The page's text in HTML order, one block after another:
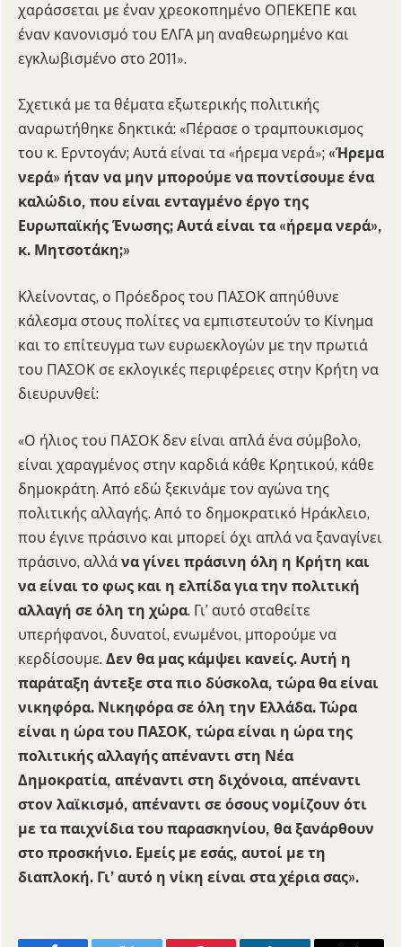
χαράσσεται με έναν χρεοκοπημένο ΟΠΕΚΕΠΕ και
έναν κανονισμό του ΕΛΓΑ μη αναθεωρημένο και
εγκλωβισμένο στο 2011».
Σχετικά με τα θέματα εξωτερικής πολιτικής
αναρωτήθηκε δηκτικά: «Πέρασε ο τραμπουκισμος
του κ. Ερντογάν; Αυτά είναι τα «ήρεμα νερά»; «Ήρεμα
νερά» ήταν να μην μπορούμε να ποντίσουμε ένα
καλώδιο, που είναι ενταγμένο έργο της
Ευρωπαϊκής Ένωσης; Αυτά είναι τα «ήρεμα νερά»,
κ. Μητσοτάκη;»
Κλείνοντας, ο Πρόεδρος του ΠΑΣΟΚ απηύθυνε
κάλεσμα στους πολίτες να εμπιστευτούν το Κίνημα
και το επίτευγμα των ευρωεκλογών με την πρωτιά
του ΠΑΣΟΚ σε εκλογικές περιφέρειες στην Κρήτη να
διευρυνθεί:
«Ο ήλιος του ΠΑΣΟΚ δεν είναι απλά ένα σύμβολο,
είναι χαραγμένος στην καρδιά κάθε Κρητικού, κάθε
δημοκράτη. Από εδώ ξεκινάμε τον αγώνα της
πολιτικής αλλαγής. Από το δημοκρατικό Ηράκλειο,
που έγινε πράσινο και μπορεί όχι απλά να ξαναγίνει
πράσινο, αλλά να γίνει πράσινη όλη η Κρήτη και
να είναι το φως και η ελπίδα για την πολιτική
αλλαγή σε όλη τη χώρα. Γι’ αυτό σταθείτε
υπερήφανοι, δυνατοί, ενωμένοι, μπορούμε να
κερδίσουμε. Δεν θα μας κάμψει κανείς. Αυτή η
παράταξη άντεξε στα πιο δύσκολα, τώρα θα είναι
νικηφόρα. Νικηφόρα σε όλη την Ελλάδα. Τώρα
είναι η ώρα του ΠΑΣΟΚ, τώρα είναι η ώρα της
πολιτικής αλλαγής απέναντι στη Νέα
Δημοκρατία, απέναντι στη διχόνοια, απέναντι
στον λαϊκισμό, απέναντι σε όσους νομίζουν ότι
με τα παιχνίδια του παρασκηνίου, θα ξανάρθουν
στο προσκήνιο. Εμείς με εσάς, αυτοί με τη
διαπλοκή. Γι’ αυτό η νίκη είναι στα χέρια σας».